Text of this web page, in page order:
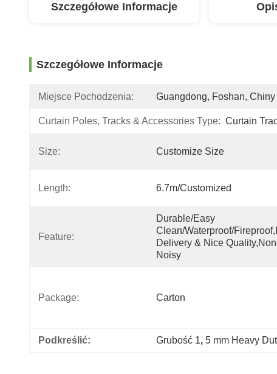
Szczegółowe Informacje
Szczegółowe Informacje
Miejsce Pochodzenia: Guangdong, Foshan, Chiny
Curtain Poles, Tracks & Accessories Type: Curtain
Size: Customize Size
Length: 6.7m/customized
Feature:
Durable/Easy
Clean/Waterproof/
Delivery & Nice
Noisy
Package: Carton
Podkreślić: Grubość 1, 5 mm Heavy